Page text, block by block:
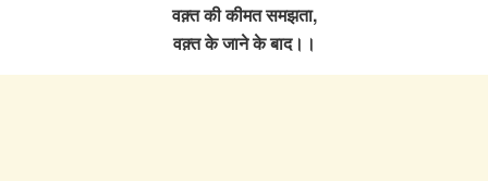
वक़्त की कीमत समझता,
वक़्त के जाने के बाद।।